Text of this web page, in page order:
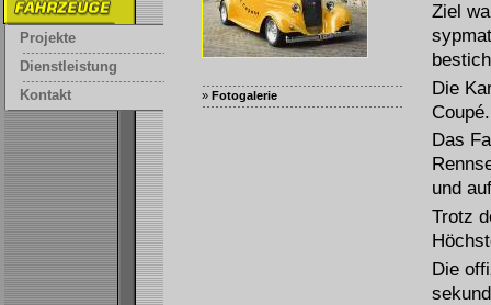
» Fotogalerie
Ziel
Die
Das
und
Trotz
Die
Projekte
Dienstleistung
Kontakt